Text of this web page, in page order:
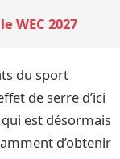
WEC 2027
du sport
de serre d’ici
est désormais
d’obtenir